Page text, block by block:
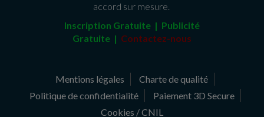
accord sur mesure.
Inscription Gratuite | Publicité
Gratuite | Contactez-nous
Mentions légales
Charte de qualité
Politique de confidentialité
Paiement 3D Secure
Cookies / CNIL